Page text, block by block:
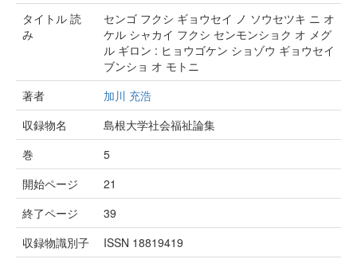
タイトル 読
み
センゴ フクシ ギョウセイ ノ ソウセツキ ニ オ
ケル シャカイ フクシ センモンショク オ メグ
ル ギロン : ヒョウゴケン ショゾウ ギョウセイ
ブンショ オ モトニ
著者
加川 充浩
収録物名
島根大学社会福祉論集
巻
5
開始ページ
21
終了ページ
39
収録物識別子
ISSN 18819419